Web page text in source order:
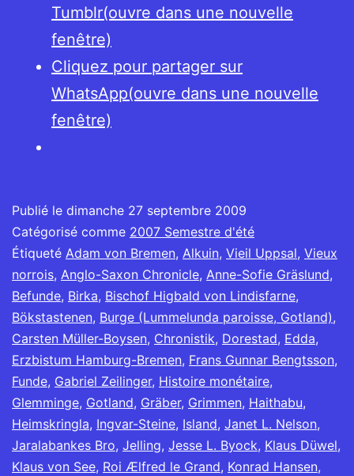
Tumblr(ouvre dans une nouvelle
fenêtre)
Cliquez pour partager sur
WhatsApp(ouvre dans une nouvelle
fenêtre)
Publié le dimanche 27 septembre 2009
Catégorisé comme 2007 Semestre d'été
Étiqueté Adam von Bremen, Alkuin, Vieil Uppsal, Vieux
norrois, Anglo-Saxon Chronicle, Anne-Sofie Gräslund,
Befunde, Birka, Bischof Higbald von Lindisfarne,
Bökstastenen, Burge (Lummelunda paroisse, Gotland),
Carsten Müller-Boysen, Chronistik, Dorestad, Edda,
Erzbistum Hamburg-Bremen, Frans Gunnar Bengtsson,
Funde, Gabriel Zeilinger, Histoire monétaire,
Glemminge, Gotland, Gräber, Grimmen, Haithabu,
Heimskringla, Ingvar-Steine, Island, Janet L. Nelson,
Jaralabankes Bro, Jelling, Jesse L. Byock, Klaus Düwel,
Klaus von See, Roi Ælfred le Grand, Konrad Hansen,